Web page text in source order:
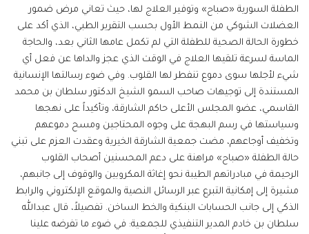
الطفلة السورية «صباح» وتوفير العلاج لها، حيث تعاني مرض ضمور
العضلات الشوكي من النمط الأول بحسب التقرير الطبي، الذي أكد على
خطورة الحالة الصحية للطفلة التي لم تكمل عامها الثاني بعد، والحاجة
الماسة لسرعة تلقيها العلاج في الوقت الذي عجز والداها عن فعل أي
شيء لأجلها سوى دموع تنفطر لها القلوب. وفي ضوء رسالتها الإنسانية
المستندة إلى توجيهات صاحب السمو الشيخ الدكتور سلطان بن محمد
القاسمي، عضو المجلس الأعلى حاكم الشارقة، وتأكيداً على نهجها
وسياستها في رسم البهجة على وجوه المحتاجين ومسح دموعهم
وتخفيف أوجاعهم، مضت جمعية الشارقة الخيرية وعقدت العزم على تبني
حالة الطفلة «صباح» مراهنة على دعم المحسنين أصحاب القلوب
الرحيمة في مبادراتهم الطيبة نحو إغاثة المكروبين والوقوف إلى جانبهم،
مشيرة إلى إمكانية التبرع عبر الرسائل النصية والموقع الإلكتروني والرابط
الذكي إلى جانب الحسابات البنكية والخط الساخن. تفصيلاً، قال عبدالله
سلطان بن خادم المدير التنفيذي للجمعية: في ضوء ما تفرضه علينا